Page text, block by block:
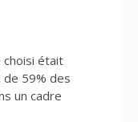
choisi était
de 59% des
un cadre